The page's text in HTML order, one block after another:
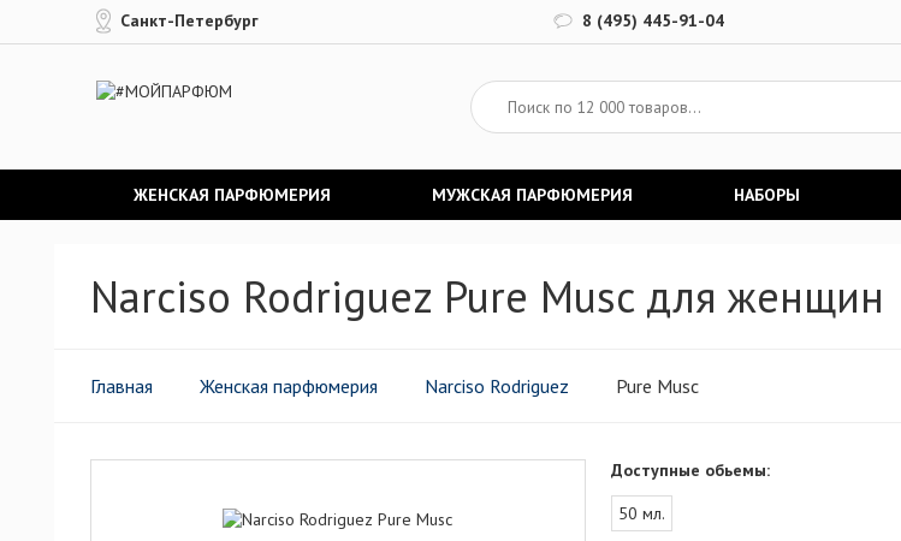
Санкт-Петербург 8 (495) 445-91-04
ЖЕНСКАЯ ПАРФЮМЕРИЯ МУЖСКАЯ ПАРФЮМЕРИЯ НАБОРЫ
Narciso Rodriguez Pure Musc для женщин
Главная Женская парфюмерия Narciso Rodriguez Pure Musc
Доступные обьемы:
50 мл.